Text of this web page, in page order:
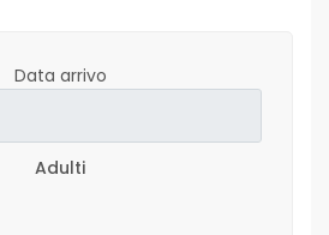
Data arrivo
Adulti